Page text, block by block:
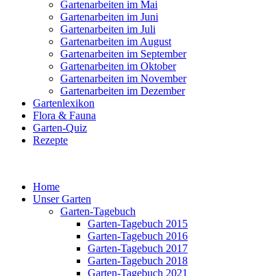
Gartenarbeiten im Mai
Gartenarbeiten im Juni
Gartenarbeiten im Juli
Gartenarbeiten im August
Gartenarbeiten im September
Gartenarbeiten im Oktober
Gartenarbeiten im November
Gartenarbeiten im Dezember
Gartenlexikon
Flora & Fauna
Garten-Quiz
Rezepte
Home
Unser Garten
Garten-Tagebuch
Garten-Tagebuch 2015
Garten-Tagebuch 2016
Garten-Tagebuch 2017
Garten-Tagebuch 2018
Garten-Tagebuch 2021